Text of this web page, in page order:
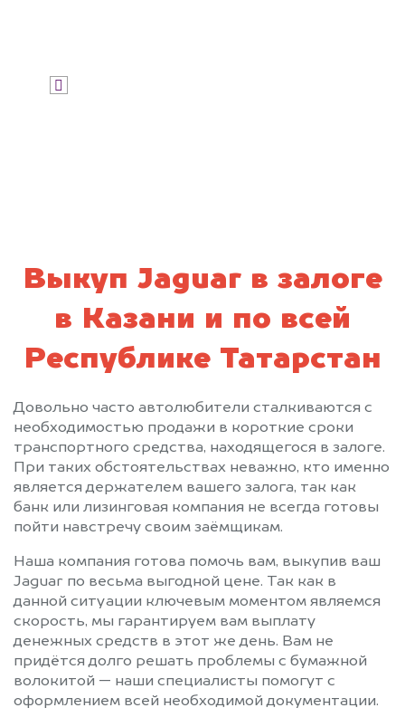
Выкуп Jaguar в залоге
в Казани и по всей
Республике Татарстан
Довольно часто автолюбители сталкиваются с
необходимостью продажи в короткие сроки
транспортного средства, находящегося в залоге.
При таких обстоятельствах неважно, кто именно
является держателем вашего залога, так как
банк или лизинговая компания не всегда готовы
пойти навстречу своим заёмщикам.
Наша компания готова помочь вам, выкупив ваш
Jaguar по весьма выгодной цене. Так как в
данной ситуации ключевым моментом являемся
скорость, мы гарантируем вам выплату
денежных средств в этот же день. Вам не
придётся долго решать проблемы с бумажной
волокитой — наши специалисты помогут с
оформлением всей необходимой документации.